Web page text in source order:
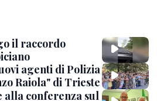
il raccordo
agenti di Polizia
Raiola" di Trieste
conferenza sul